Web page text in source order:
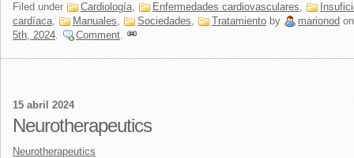
Filed under
Cardiología, Enfermedades cardiovasculares,
cardíaca, Manuales, Sociedades, Tratamiento by marionod
5th, 2024. Comment.
15 abril 2024
Neurotherapeutics
Neurotherapeutics